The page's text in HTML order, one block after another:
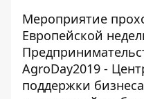
Мероприятие
Европейской
AgroDay2019 -
поддержки бизнеса